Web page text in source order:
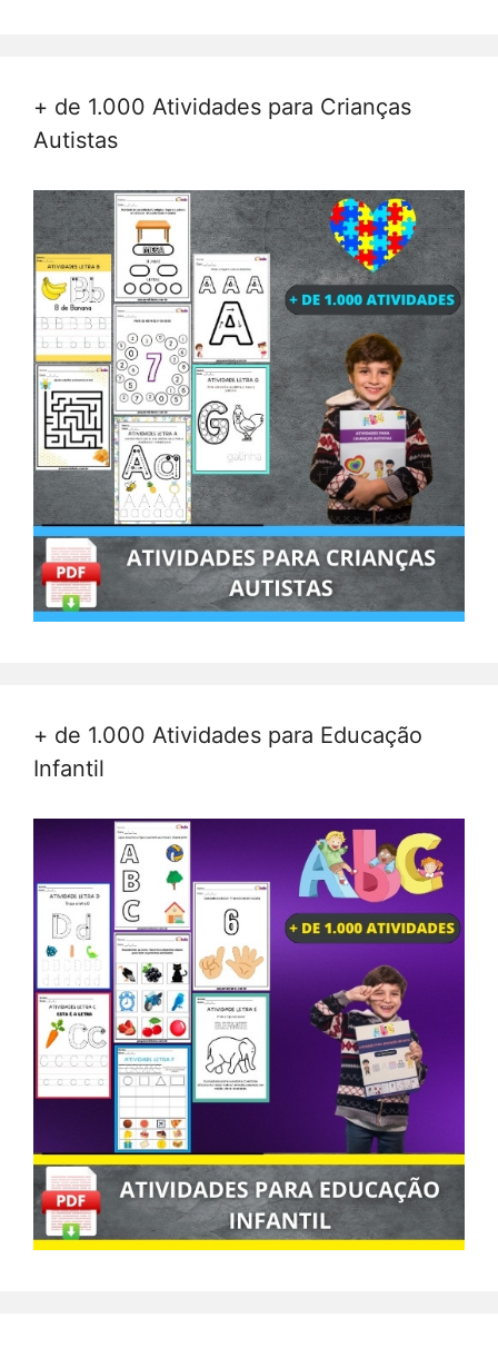
+ de 1.000 Atividades para Crianças
Autistas
+ de 1.000 Atividades para Educação
Infantil